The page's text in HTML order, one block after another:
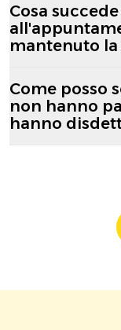
Cosa
mantenuto la
Come posso
non hanno
hanno